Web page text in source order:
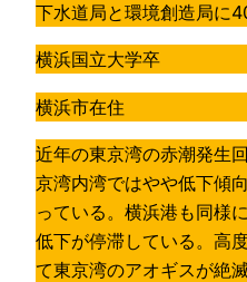
下水道局と環境創造局に
横浜国立大学卒
横浜市在住
近年の東京湾の赤潮発生
京湾内湾ではやや低下傾
っている。横浜港も同様
低下が停滞している。高
て東京湾のアオギスが絶